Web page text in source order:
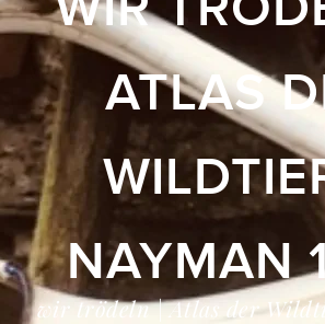
ATLAS
NAYMAN
wir trödeln | Atlas der